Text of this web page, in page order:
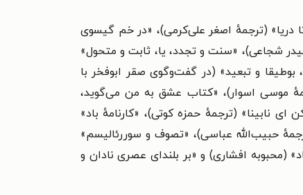
دریا» (ترجمهٔ اصغر علی‌کرمی)، «در خم گیسوی
شجاعی)، «سنت و تجدد، یا، ثابت و متحول»
و تبعید» (در گفت‌وگوی صقر ابوفخر با
موسی اسوار)، «کتاب عشق به من می‌گوید،
نابینا» (ترجمهٔ حمزه کوتی)، «کارنامهٔ باد»
حبیب‌الله عباسی)، «تصوف و سوررئالیسم»
(محبوبه افشاری) و «بر بلندای عصری نادان و